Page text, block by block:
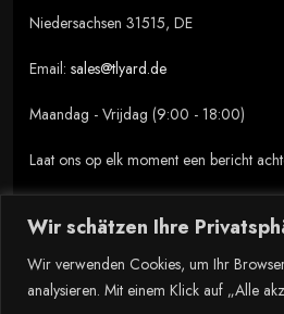
Wir schätzen Ihre
Wir verwenden Cookies, um Ihr
analysieren. Mit einem Klick auf „Alle
Niedersachsen 31515, DE
Email: sales@tlyard.de
Maandag - Vrijdag (9:00 - 18:00)
Laat ons op elk moment een bericht
Copyright © 2023 Tlyard de. all rights reserved.